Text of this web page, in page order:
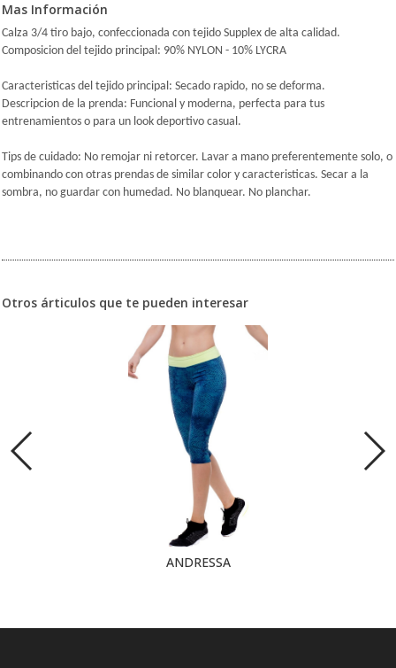
Mas Información
Calza 3/4 tiro bajo, confeccionada con tejido Supplex de alta calidad.
Composicion del tejido principal: 90% NYLON - 10% LYCRA
Caracteristicas del tejido principal: Secado rapido, no se deforma.
Descripcion de la prenda: Funcional y moderna, perfecta para tus
entrenamientos o para un look deportivo casual.
Tips de cuidado: No remojar ni retorcer. Lavar a mano preferentemente solo, o
combinando con otras prendas de similar color y caracteristicas. Secar a la
sombra, no guardar con humedad. No blanquear. No planchar.
Otros árticulos que te pueden interesar
ANDRESSA